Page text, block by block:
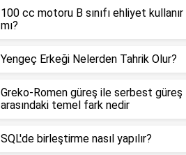
100 cc motoru B sınıfı ehliyet kullanır
mı?
Yengeç Erkeği Nelerden Tahrik Olur?
Greko-Romen güreş ile serbest güreş
arasındaki temel fark nedir
SQL'de birleştirme nasıl yapılır?